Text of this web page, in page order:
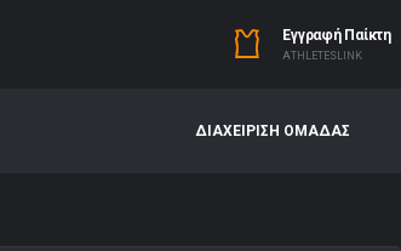
Εγγραφή Παίκτη
ΑTHLETESLINK
ΔΙΑΧΕΙΡΙΣΗ ΟΜΑΔΑΣ